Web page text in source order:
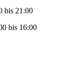
bis 21:00
bis 16:00